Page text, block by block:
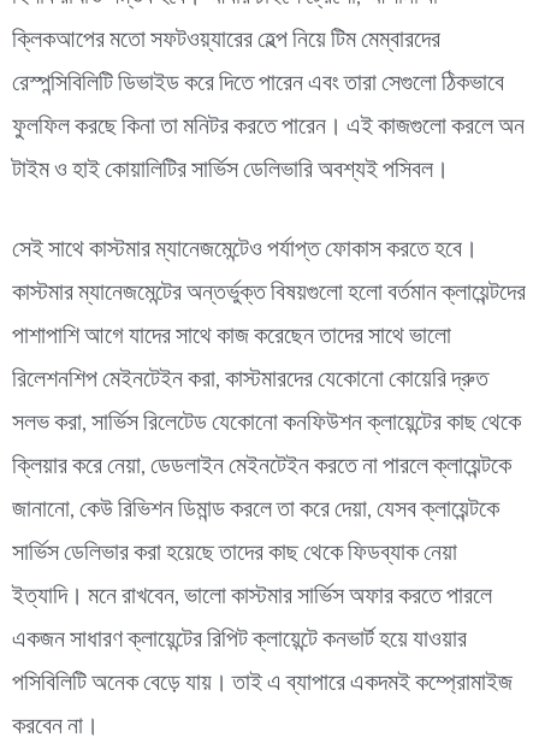
ক্লিকআপের মতো সফটওয়্যারের হেল্প নিয়ে টিম মেম্বারদের
রেস্পন্সিবিলিটি ডিভাইড করে দিতে পারেন এবং তারা সেগুলো ঠিকভাবে
ফুলফিল করছে কিনা তা মনিটর করতে পারেন। এই কাজগুলো করলে অন
টাইম ও হাই কোয়ালিটির সার্ভিস ডেলিভারি অবশ্যই পসিবল।
সেই সাথে কাস্টমার ম্যানেজমেন্টেও পর্যাপ্ত ফোকাস করতে হবে।
কাস্টমার ম্যানেজমেন্টের অন্তর্ভুক্ত বিষয়গুলো হলো বর্তমান ক্লায়েন্টদের
পাশাপাশি আগে যাদের সাথে কাজ করেছেন তাদের সাথে ভালো
রিলেশনশিপ মেইনটেইন করা, কাস্টমারদের যেকোনো কোয়েরি দ্রুত
সলভ করা, সার্ভিস রিলেটেড যেকোনো কনফিউশন ক্লায়েন্টের কাছ থেকে
ক্লিয়ার করে নেয়া, ডেডলাইন মেইনটেইন করতে না পারলে ক্লায়েন্টকে
জানানো, কেউ রিভিশন ডিমান্ড করলে তা করে দেয়া, যেসব ক্লায়েন্টকে
সার্ভিস ডেলিভার করা হয়েছে তাদের কাছ থেকে ফিডব্যাক নেয়া
ইত্যাদি। মনে রাখবেন, ভালো কাস্টমার সার্ভিস অফার করতে পারলে
একজন সাধারণ ক্লায়েন্টের রিপিট ক্লায়েন্টে কনভার্ট হয়ে যাওয়ার
পসিবিলিটি অনেক বেড়ে যায়। তাই এ ব্যাপারে একদমই কম্প্রোমাইজ
করবেন না।